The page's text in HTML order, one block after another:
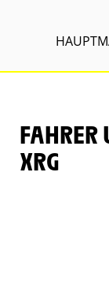
FAHRER UAE TEAM EMIRATES
XRG